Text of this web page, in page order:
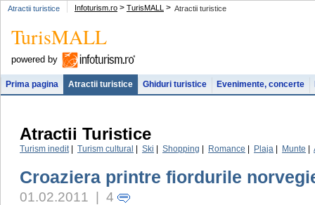
Atractii turistice Atractii turistice
Infoturism.ro > TurisMALL >
TurisMALL
powered by
Prima pagina Atractii turistice Ghiduri turistice Evenimente, concerte
Atractii Turistice
Turism inedit| Turism cultural Ski Shopping Romance Plaja Munte
Croaziera printre fiordurile
01.02.2011 | 4